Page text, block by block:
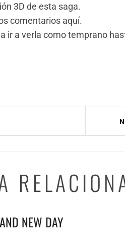
3D de esta saga.
comentarios aquí.
ir a verla como temprano
NEW DAY